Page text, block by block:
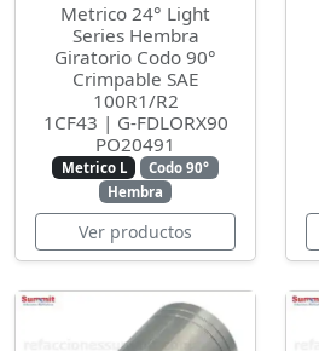
Metrico 24° Light
Series Hembra
Giratorio Codo 90°
Crimpable SAE
100R1/R2
1CF43 | G-FDLORX90
PO20491
Metrico L
Codo 90°
Hembra
Ver productos